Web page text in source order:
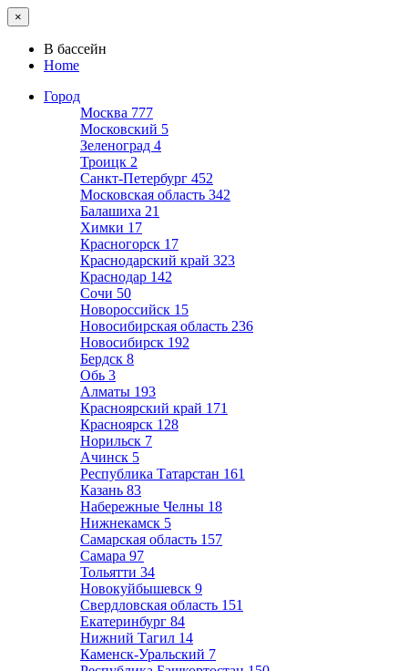
×
В бассейн
Home
Город
Москва 777
Московский 5
Зеленоград 4
Троицк 2
Санкт-Петербург 452
Московская область 342
Балашиха 21
Химки 17
Красногорск 17
Краснодарский край 323
Краснодар 142
Сочи 50
Новороссийск 15
Новосибирская область 236
Новосибирск 192
Бердск 8
Обь 3
Алматы 193
Красноярский край 171
Красноярск 128
Норильск 7
Ачинск 5
Республика Татарстан 161
Казань 83
Набережные Челны 18
Нижнекамск 5
Самарская область 157
Самара 97
Тольятти 34
Новокуйбышевск 9
Свердловская область 151
Екатеринбург 84
Нижний Тагил 14
Каменск-Уральский 7